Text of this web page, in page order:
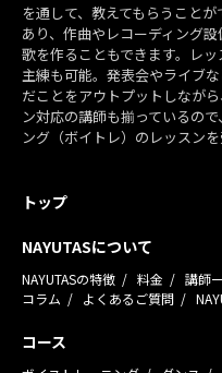
を通して、教えてもらうこと
あり、作曲やレコーディング
歌を作ることもできます。レ
主練も可能。発表会やライブ
だことをアウトプットしなが
ン対応の講師も揃っているの
ング（ボイトレ）のレッスン
トップ
NAYUTASについて
NAYUTASの特徴 料金 講師
コラム
よくあるご質問
コース